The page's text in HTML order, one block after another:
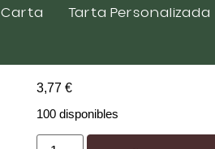
Carta Tarta Personalizada
3,77 €
100 disponibles